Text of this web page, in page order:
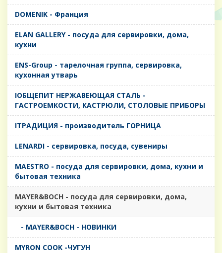
DOMENIK - Франция
ELAN GALLERY - посуда для сервировки, дома,
кухни
ENS-Group - тарелочная группа, сервировка,
кухонная утварь
IОБЩЕПИТ НЕРЖАВЕЮЩАЯ СТАЛЬ -
ГАСТРОЕМКОСТИ, КАСТРЮЛИ, СТОЛОВЫЕ ПРИБОРЫ
IТРАДИЦИЯ - производитель ГОРНИЦА
LENARDI - сервировка, посуда, сувениры
MAESTRO - посуда для сервировки, дома, кухни и
бытовая техника
MAYER&BOCH - посуда для сервировки, дома,
кухни и бытовая техника
- MAYER&BOCH - НОВИНКИ
MYRON COOK -ЧУГУН